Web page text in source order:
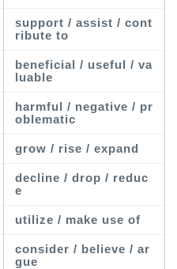
support / assist / cont
ribute to
beneficial / useful / va
luable
harmful / negative / pr
oblematic
grow / rise / expand
decline / drop / reduc
e
utilize / make use of
consider / believe / ar
gue